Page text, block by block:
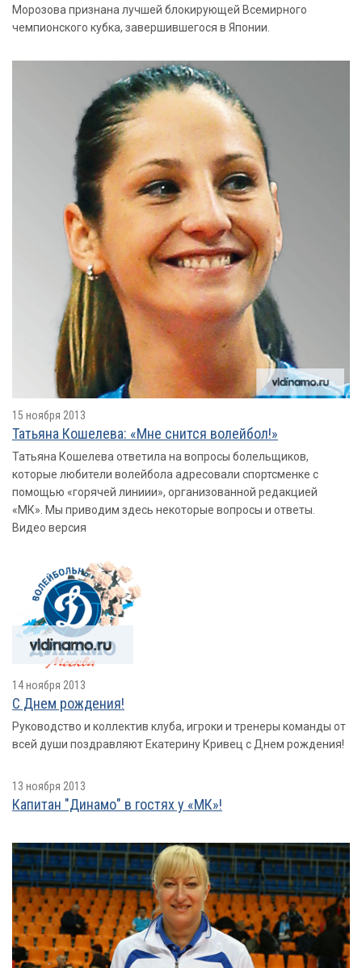
Морозова признана лучшей блокирующей Всемирного
чемпионского кубка, завершившегося в Японии.
15 ноября 2013
Татьяна Кошелева: «Мне снится волейбол!»
Татьяна Кошелева ответила на вопросы болельщиков,
которые любители волейбола адресовали спортсменке с
помощью «горячей линиии», организованной редакцией
«МК». Мы приводим здесь некоторые вопросы и ответы.
Видео версия
14 ноября 2013
С Днем рождения!
Руководство и коллектив клуба, игроки и тренеры команды от
всей души поздравляют Екатерину Кривец с Днем рождения!
13 ноября 2013
Капитан "Динамо" в гостях у «МК»!